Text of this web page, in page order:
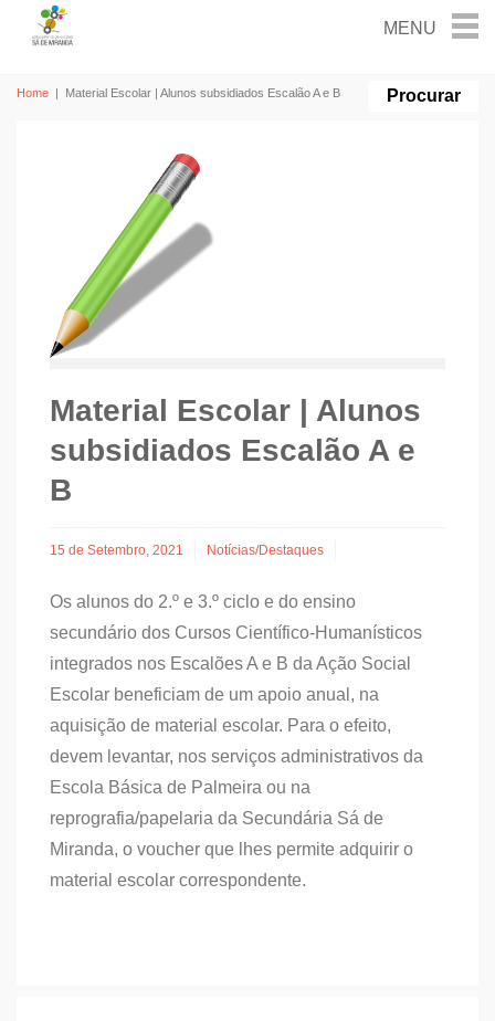
Home | Material Escolar | Alunos subsidiados Escalão A e B
Material Escolar | Alunos
subsidiados Escalão A e
B
15 de Setembro, 2021 Notícias/Destaques
Os alunos do 2.º e 3.º ciclo e do ensino
secundário dos Cursos Científico-Humanísticos
integrados nos Escalões A e B da Ação Social
Escolar beneficiam de um apoio anual, na
aquisição de material escolar. Para o efeito,
devem levantar, nos serviços administrativos da
Escola Básica de Palmeira ou na
reprografia/papelaria da Secundária Sá de
Miranda, o voucher que lhes permite adquirir o
material escolar correspondente.